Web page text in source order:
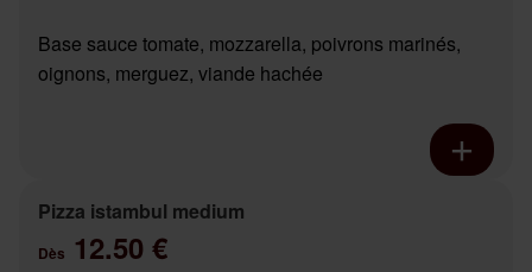
Base sauce tomate, mozzarella, poivrons marinés,
oignons, merguez, viande hachée
Pizza istambul medium
Dès 12.50 €